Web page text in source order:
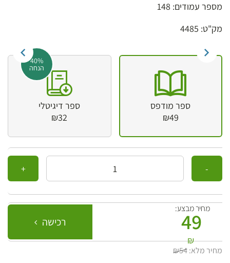
מספר עמודים: 148
מק"ט: 4485
40%
הנחה
ספר מודפס
₪49
ספר דיגיטלי
₪32
כמות
מחיר מבצע:
49
₪
רכישה
מחיר מלא:₪54